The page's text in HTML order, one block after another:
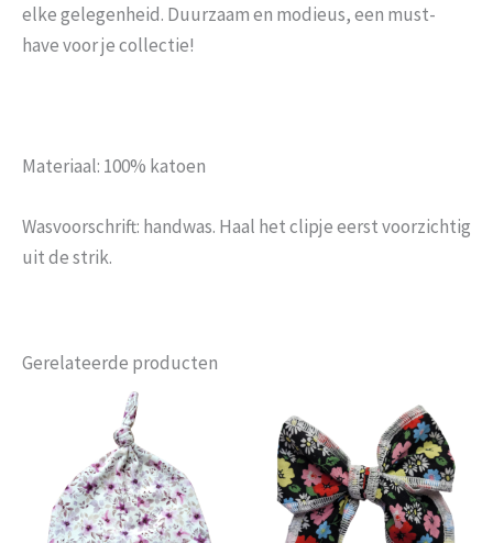
elke gelegenheid. Duurzaam en modieus, een must-
have voor je collectie!
Materiaal: 100% katoen
Wasvoorschrift: handwas. Haal het clipje eerst voorzichtig
uit de strik.
Gerelateerde producten
meerdere
variaties.